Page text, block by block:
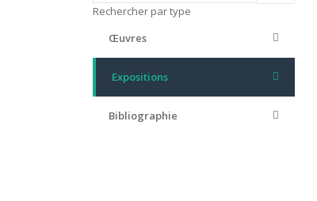
Rechercher par type
Œuvres
Expositions
Bibliographie